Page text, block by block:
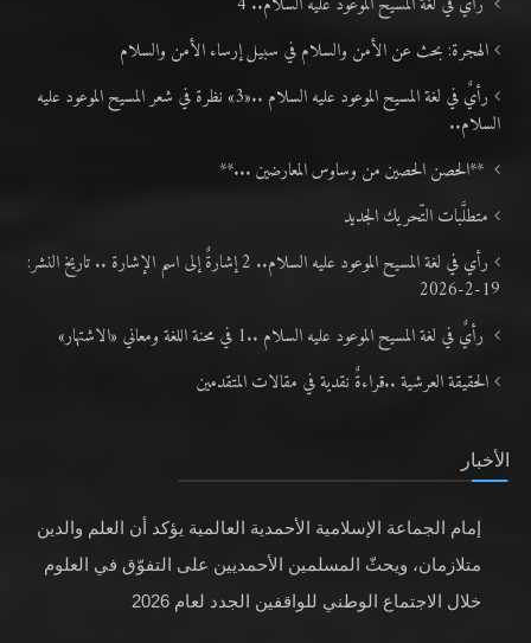
رأيٌ في لغة المسيح الموعود عليه السلام ..«3» نظرة في شعر المسيح الموعود عليه
السلام..
**الحصن الحصين من وساوس المعارضين ...**
متطلَّبات التّحريك الجديد
رأيٌ في لغة المسيح الموعود عليه السلام ..1 في محنة اللغة ومعاني «الاشتهار»
الحقيقة العرشية ..قراءةٌ نقدية في مقالات المتقدمين
إمام الجماعة الإسلامية الأحمدية العالمية يؤكد أن العلم والدين
متلازمان، ويحثّ المسلمين الأحمديين على التفوّق في العلوم
في خطابٍ أمام أكثر من 1700 امرأة وفتاة من الواقفات نو، فنّد